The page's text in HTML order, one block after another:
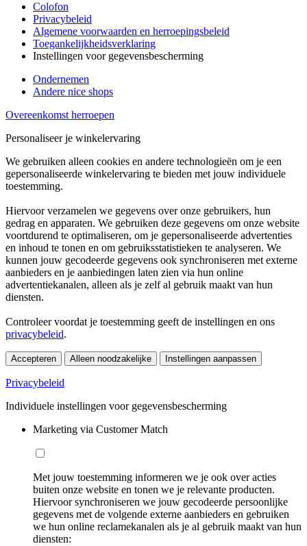
Colofon
Privacybeleid
Algemene voorwaarden en herroepingsbeleid
Toegankelijkheidsverklaring
Instellingen voor gegevensbescherming
Ondernemen
Andere nice shops
Overeenkomst herroepen
Personaliseer je winkelervaring
We gebruiken alleen cookies en andere technologieën om je een
gepersonaliseerde winkelervaring te bieden met jouw individuele
toestemming.
Hiervoor verzamelen we gegevens over onze gebruikers, hun
gedrag en apparaten. We gebruiken deze gegevens om onze website
voortdurend te optimaliseren, om je gepersonaliseerde advertenties
en inhoud te tonen en om gebruiksstatistieken te analyseren. We
kunnen jouw gecodeerde gegevens ook synchroniseren met externe
aanbieders en je aanbiedingen laten zien via hun online
advertentiekanalen, alleen als je zelf al gebruik maakt van hun
diensten.
Controleer voordat je toestemming geeft de instellingen en ons
privacybeleid.
Accepteren Alleen noodzakelijke Instellingen aanpassen
Privacybeleid
Individuele instellingen voor gegevensbescherming
Marketing via Customer Match
Met jouw toestemming informeren we je ook over acties
buiten onze website en tonen we je relevante producten.
Hiervoor synchroniseren we jouw gecodeerde persoonlijke
gegevens met de volgende externe aanbieders en gebruiken
we hun online reclamekanalen als je al gebruik maakt van hun
diensten: